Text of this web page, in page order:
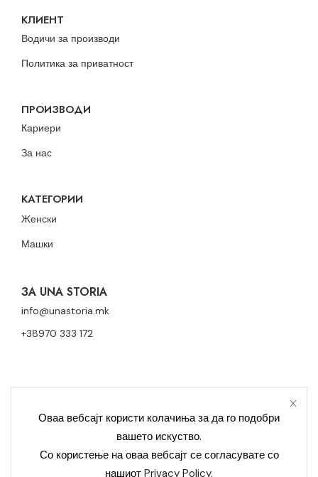
КЛИЕНТ
Водичи за производи
Политика за приватност
ПРОИЗВОДИ
Кариери
За нас
КАТЕГОРИИ
Женски
Машки
ЗА UNA STORIA
info@unastoria.mk
+38970 333 172
Оваа вебсајт користи колачиња за да го подобри
вашето искуство.
Со користење на оваа вебсајт се согласувате со
нашиот Privacy Policy.